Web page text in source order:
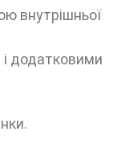
внутрішньої
додатковими